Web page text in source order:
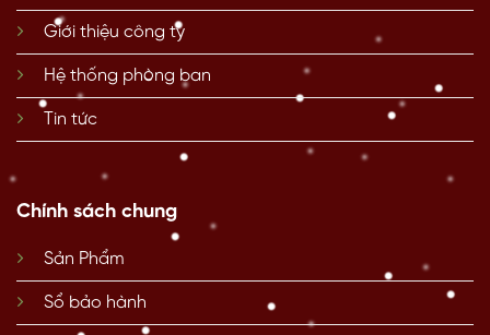
Giới thiệu công ty
Hệ thống phòng ban
Tin tức
Chính sách chung
Sản Phẩm
Sổ bảo hành